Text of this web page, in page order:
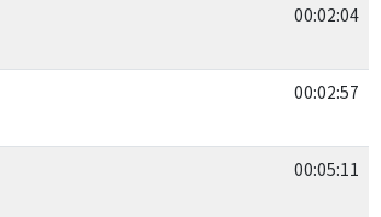
00:02:04
00:02:57
00:05:11